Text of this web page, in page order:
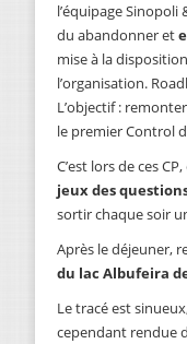
l’équipage
du abandonner et
mise à la
l’organisation.
L’objectif :
le premier Control
C’est lors de ces
jeux des
sortir chaque soir
Après le déjeuner,
du lac Albufeira
Le tracé est
cependant rendue